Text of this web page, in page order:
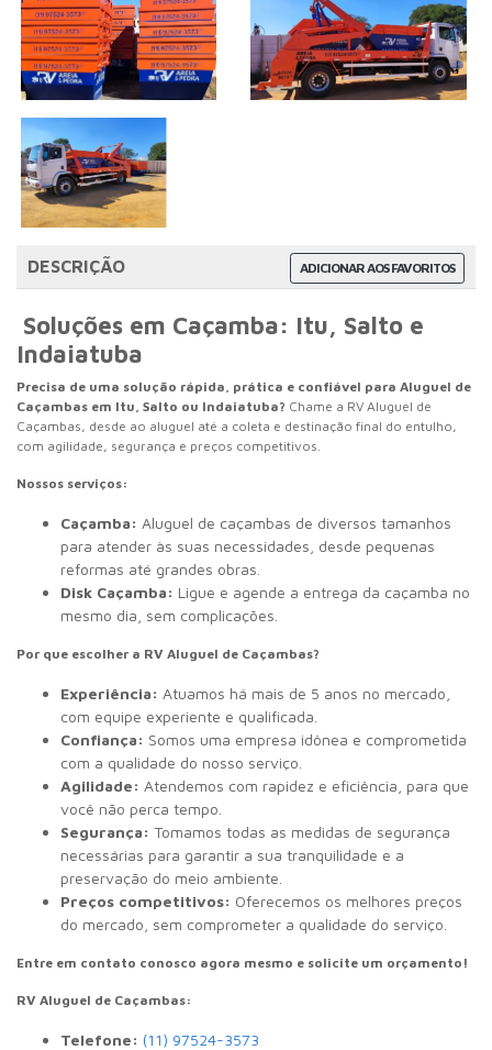
ADICIONAR AOS FAVORITOS
DESCRIÇÃO
Soluções em Caçamba: Itu, Salto e
Indaiatuba
Precisa de uma solução rápida, prática e confiável para Aluguel de
Caçambas em Itu, Salto ou Indaiatuba? Chame a RV Aluguel de
Caçambas, desde ao aluguel até a coleta e destinação final do entulho,
com agilidade, segurança e preços competitivos.
Nossos serviços:
Caçamba: Aluguel de caçambas de diversos tamanhos
para atender às suas necessidades, desde pequenas
reformas até grandes obras.
Disk Caçamba: Ligue e agende a entrega da caçamba no
mesmo dia, sem complicações.
Por que escolher a RV Aluguel de Caçambas?
Experiência: Atuamos há mais de 5 anos no mercado,
com equipe experiente e qualificada.
Confiança: Somos uma empresa idônea e comprometida
com a qualidade do nosso serviço.
Agilidade: Atendemos com rapidez e eficiência, para que
você não perca tempo.
Segurança: Tomamos todas as medidas de segurança
necessárias para garantir a sua tranquilidade e a
preservação do meio ambiente.
Preços competitivos: Oferecemos os melhores preços
do mercado, sem comprometer a qualidade do serviço.
Entre em contato conosco agora mesmo e solicite um orçamento!
RV Aluguel de Caçambas:
Telefone: (11) 97524-3573